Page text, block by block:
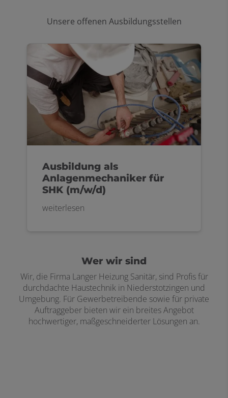
Unsere offenen Ausbildungsstellen
Ausbildung als
Anlagenmechaniker für
SHK (m/w/d)
weiterlesen
Wer wir sind
Wir, die Firma Langer Heizung Sanitär, sind Profis für
durchdachte Haustechnik in Niederstotzingen und
Umgebung. Für Gewerbetreibende sowie für private
Auftraggeber bieten wir ein breites Angebot
hochwertiger, maßgeschneiderter Lösungen an.